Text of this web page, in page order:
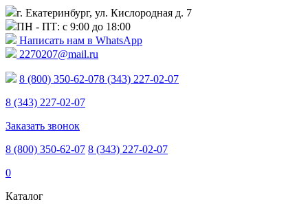
г. Екатеринбург, ул. Кислородная д. 7
ПН - ПТ: с 9:00 до 18:00
Написать нам в WhatsApp
2270207@mail.ru
8 (800) 350-62-078 (343) 227-02-07
8 (343) 227-02-07
Заказать звонок
8 (800) 350-62-07 8 (343) 227-02-07
0
Каталог